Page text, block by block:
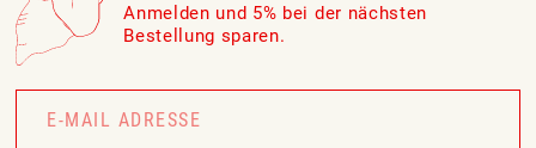
Anmelden und 5% bei der nächsten
Bestellung sparen.
Newsletter
Signup